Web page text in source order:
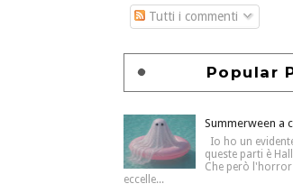
Tutti i commenti
Popular
Summerween a
Io ho un
queste parti è
Che però
eccelle...